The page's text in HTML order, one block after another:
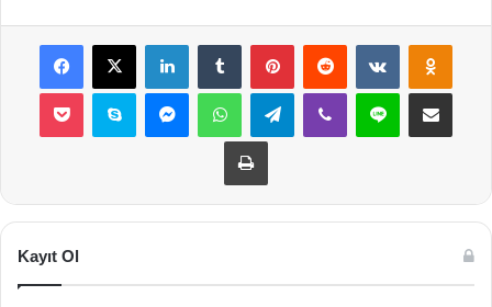
Facebook
X LinkedInTumblr PinterestReddit VKontakte
Pocket Skype MessengerWhatsAppTelegramViber Line E-Posta ile
Yazdır
Kayıt Ol